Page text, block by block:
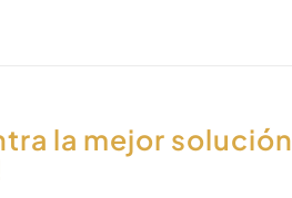
la mejor solución